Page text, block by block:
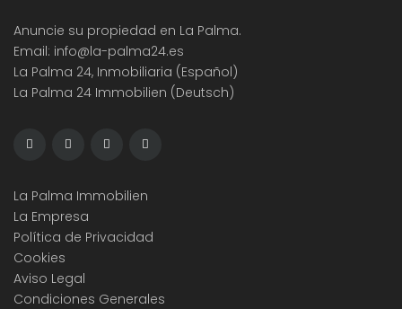
Anuncie su propiedad en La Palma.
Email: info@la-palma24.es
La Palma 24, Inmobiliaria (Español)
La Palma 24 Immobilien (Deutsch)
La Palma Immobilien
La Empresa
Política de Privacidad
Cookies
Aviso Legal
Condiciones Generales